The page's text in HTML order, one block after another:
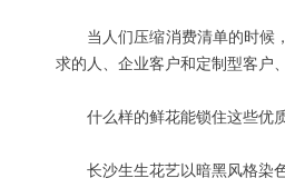
当人们压缩消费清单的时候
求的人、企业客户和定制型客户
什么样的鲜花能锁住这些优
长沙生生花艺以暗黑风格染